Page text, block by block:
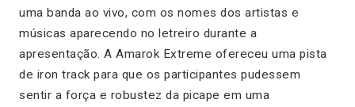
uma banda ao vivo, com os nomes dos artistas e
músicas aparecendo no letreiro durante a
apresentação. A Amarok Extreme ofereceu uma pista
de iron track para que os participantes pudessem
sentir a força e robustez da picape em uma